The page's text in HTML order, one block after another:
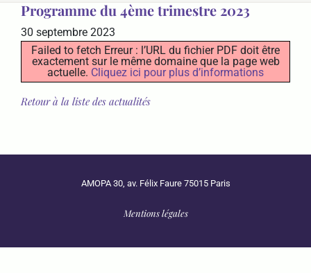
Programme du 4ème trimestre 2023
30 septembre 2023
Failed to fetch Erreur : l’URL du fichier PDF doit être
exactement sur le même domaine que la page web
actuelle. Cliquez ici pour plus d’informations
Retour à la liste des actualités
AMOPA 30, av. Félix Faure 75015 Paris
Mentions légales